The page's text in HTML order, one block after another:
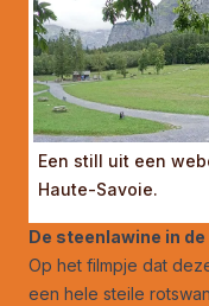
Een still uit een
Haute-Savoie.
De steenlawine in
Op het filmpje dat
een hele steile